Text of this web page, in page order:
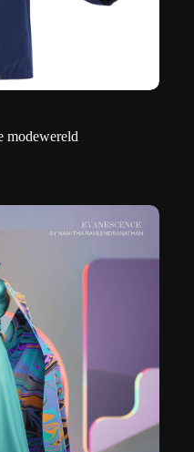
modewereld